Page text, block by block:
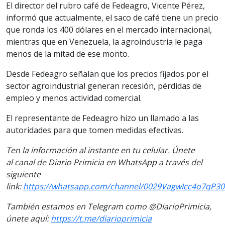
El director del rubro café de Fedeagro, Vicente Pérez,
informó que actualmente, el saco de café tiene un precio
que ronda los 400 dólares en el mercado internacional,
mientras que en Venezuela, la agroindustria le paga
menos de la mitad de ese monto.
Desde Fedeagro señalan que los precios fijados por el
sector agroindustrial generan recesión, pérdidas de
empleo y menos actividad comercial.
El representante de Fedeagro hizo un llamado a las
autoridades para que tomen medidas efectivas.
Ten la información al instante en tu celular. Únete
al canal de Diario Primicia en WhatsApp a través del
siguiente
link:https://whatsapp.com/channel/
También estamos en Telegram como @DiarioPrimicia,
únete aquí:https://t.me/diarioprimicia